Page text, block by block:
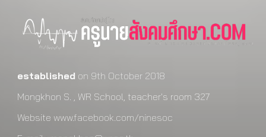
established on 9th October 2018
Mongkhon S. , WR School, teacher's room 327
Website www.facebook.com/ninesoc